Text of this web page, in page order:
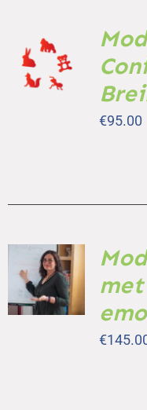
AAN
WINKELWAGEN
€95.00
TOEVOEGEN
AAN
WINKELWAGEN
/
DETAILS
€